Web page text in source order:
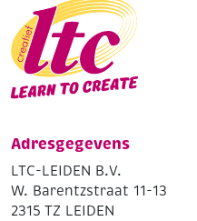
Adresgegevens
LTC-LEIDEN B.V.
W. Barentzstraat 11-13
2315 TZ LEIDEN